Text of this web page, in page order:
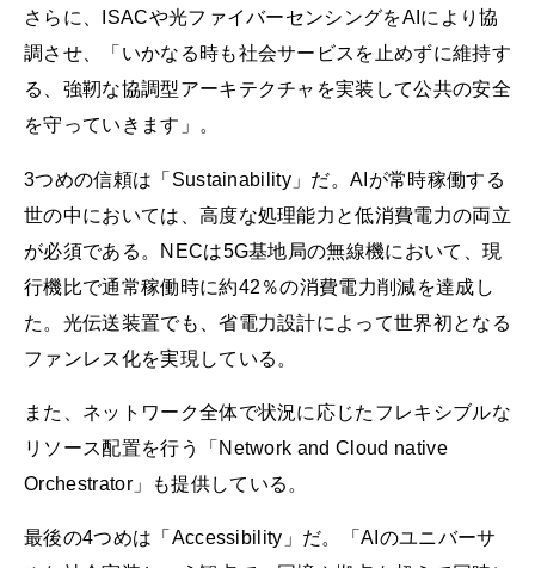
さらに、ISACや光ファイバーセンシングをAIにより協
調させ、「いかなる時も社会サービスを止めずに維持す
る、強靭な協調型アーキテクチャを実装して公共の安全
を守っていきます」。
3つめの信頼は「Sustainability」だ。AIが常時稼働する
世の中においては、高度な処理能力と低消費電力の両立
が必須である。NECは5G基地局の無線機において、現
行機比で通常稼働時に約42％の消費電力削減を達成し
た。光伝送装置でも、省電力設計によって世界初となる
ファンレス化を実現している。
また、ネットワーク全体で状況に応じたフレキシブルな
リソース配置を行う「Network and Cloud native
Orchestrator」も提供している。
最後の4つめは「Accessibility」だ。「AIのユニバーサ